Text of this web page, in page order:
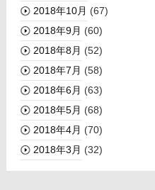
2018年10月 (67)
2018年9月 (60)
2018年8月 (52)
2018年7月 (58)
2018年6月 (63)
2018年5月 (68)
2018年4月 (70)
2018年3月 (32)